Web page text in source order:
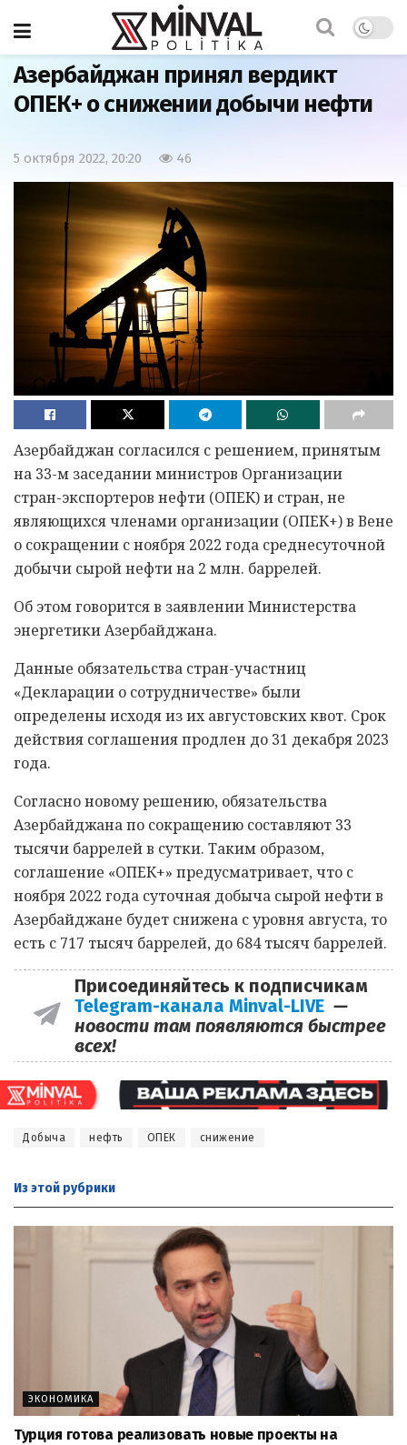
Главная Экономика
Азербайджан принял вердикт
ОПЕК+ о снижении добычи нефти
5 октября 2022, 20:20 46
Азербайджан согласился с решением, принятым
на 33-м заседании министров Организации
стран-экспортеров нефти (ОПЕК) и стран, не
являющихся членами организации (ОПЕК+) в Вене
о сокращении с ноября 2022 года среднесуточной
добычи сырой нефти на 2 млн. баррелей.
Об этом говорится в заявлении Министерства
энергетики Азербайджана.
Данные обязательства стран-участниц
«Декларации о сотрудничестве» были
определены исходя из их августовских квот. Срок
действия соглашения продлен до 31 декабря 2023
года.
Согласно новому решению, обязательства
Азербайджана по сокращению составляют 33
тысячи баррелей в сутки. Таким образом,
соглашение «ОПЕК+» предусматривает, что с
ноября 2022 года суточная добыча сырой нефти в
Азербайджане будет снижена с уровня августа, то
есть с 717 тысяч баррелей, до 684 тысяч баррелей.
Присоединяйтесь к подписчикам
Telegram-канала Minval-LIVE —
новости там появляются быстрее
всех!
Добыча нефть ОПЕК снижение
Из этой рубрики
ЭКОНОМИКА
Турция готова реализовать новые проекты на